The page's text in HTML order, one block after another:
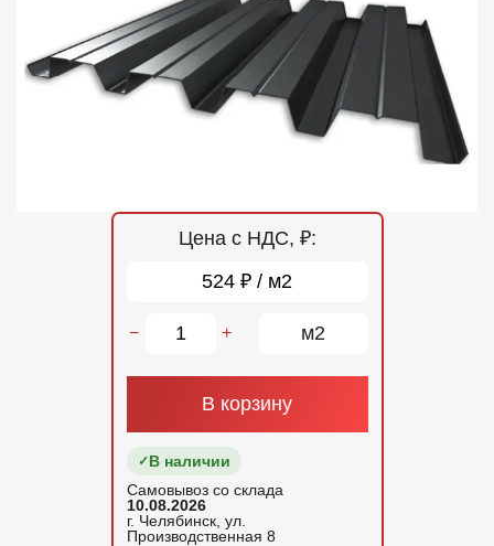
Контакты
Цена с НДС, ₽:
524 ₽ / м2
− + м2
В корзину
В наличии
Самовывоз со склада
10.08.2026
г. Челябинск, ул.
Производственная 8